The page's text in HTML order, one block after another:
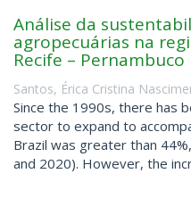
Análise da
agropecuárias na
Recife – Pernambuco
Santos, Érica Cristina
Since the 1990s, there has
sector to expand to
Brazil was greater than
and 2020). However, the